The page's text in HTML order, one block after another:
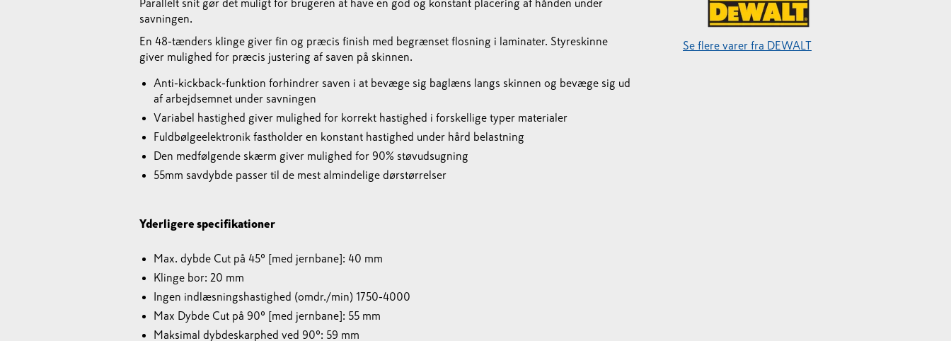
Parallelt snit gør det muligt for brugeren at have en god og konstant placering af hånden under
savningen.
En 48-tænders klinge giver fin og præcis finish med begrænset flosning i laminater. Styreskinne
giver mulighed for præcis justering af saven på skinnen.
Anti-kickback-funktion forhindrer saven i at bevæge sig baglæns langs skinnen og bevæge sig ud
af arbejdsemnet under savningen
Variabel hastighed giver mulighed for korrekt hastighed i forskellige typer materialer
Fuldbølgeelektronik fastholder en konstant hastighed under hård belastning
Den medfølgende skærm giver mulighed for 90% støvudsugning
55mm savdybde passer til de mest almindelige dørstørrelser
Yderligere specifikationer
Max. dybde Cut på 45º [med jernbane]: 40 mm
Klinge bor: 20 mm
Ingen indlæsningshastighed (omdr./min) 1750-4000
Max Dybde Cut på 90º [med jernbane]: 55 mm
Maksimal dybdeskarphed ved 90º: 59 mm
Se flere varer fra DEWALT